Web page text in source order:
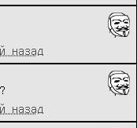
назад
назад